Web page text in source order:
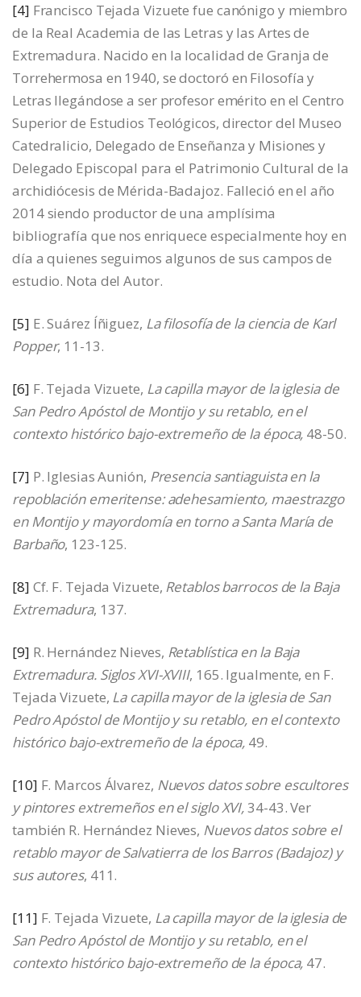
[4] Francisco Tejada Vizuete fue canónigo y miembro
de la Real Academia de las Letras y las Artes de
Extremadura. Nacido en la localidad de Granja de
Torrehermosa en 1940, se doctoró en Filosofía y
Letras llegándose a ser profesor emérito en el Centro
Superior de Estudios Teológicos, director del Museo
Catedralicio, Delegado de Enseñanza y Misiones y
Delegado Episcopal para el Patrimonio Cultural de la
archidiócesis de Mérida-Badajoz. Falleció en el año
2014 siendo productor de una amplísima
bibliografía que nos enriquece especialmente hoy en
día a quienes seguimos algunos de sus campos de
estudio. Nota del Autor.
[5] E. Suárez Íñiguez, La filosofía de la ciencia de Karl
Popper, 11-13.
[6] F. Tejada Vizuete, La capilla mayor de la iglesia de
San Pedro Apóstol de Montijo y su retablo, en el
contexto histórico bajo-extremeño de la época, 48-50.
[7] P. Iglesias Aunión, Presencia santiaguista en la
repoblación emeritense: adehesamiento, maestrazgo
en Montijo y mayordomía en torno a Santa María de
Barbaño, 123-125.
[8] Cf. F. Tejada Vizuete, Retablos barrocos de la Baja
Extremadura, 137.
[9] R. Hernández Nieves, Retablística en la Baja
Extremadura. Siglos XVI-XVIII, 165. Igualmente, en F.
Tejada Vizuete, La capilla mayor de la iglesia de San
Pedro Apóstol de Montijo y su retablo, en el contexto
histórico bajo-extremeño de la época, 49.
[10] F. Marcos Álvarez, Nuevos datos sobre escultores
y pintores extremeños en el siglo XVI,34-43. Ver
también R. Hernández Nieves, Nuevos datos sobre el
retablo mayor de Salvatierra de los Barros (Badajoz) y
sus autores, 411.
[11] F. Tejada Vizuete, La capilla mayor de la iglesia de
San Pedro Apóstol de Montijo y su retablo, en el
contexto histórico bajo-extremeño de la época, 47.